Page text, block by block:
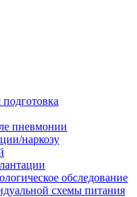
пневмонии
наркозу
обследование
схемы питания